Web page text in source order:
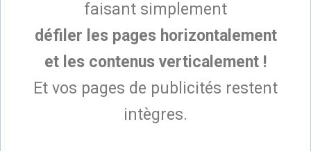
faisant simplement
défiler les pages horizontalement
et les contenus verticalement !
Et vos pages de publicités restent
intègres.